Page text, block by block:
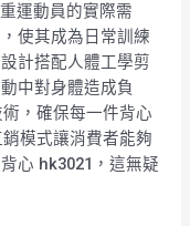
運動員的實際需
使其成為日常訓練
計搭配人體工學剪
中對身體造成負
，確保每一件背心
模式讓消費者能夠
心 hk3021，這無疑